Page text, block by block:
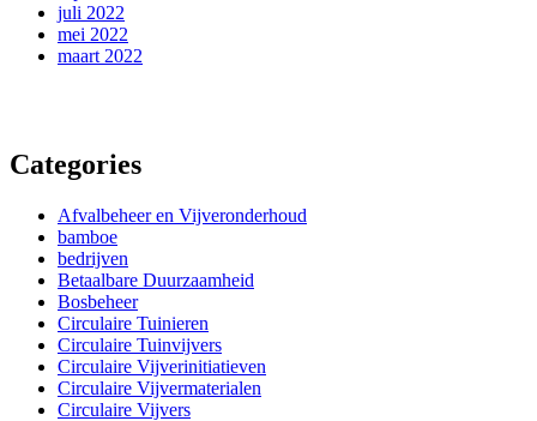
juli 2022
mei 2022
maart 2022
Categories
Afvalbeheer en Vijveronderhoud
bamboe
bedrijven
Betaalbare Duurzaamheid
Bosbeheer
Circulaire Tuinieren
Circulaire Tuinvijvers
Circulaire Vijverinitiatieven
Circulaire Vijvermaterialen
Circulaire Vijvers